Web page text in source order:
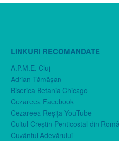
LINKURI RECOMANDATE
A.P.M.E. Cluj
Adrian Tămăşan
Biserica Betania Chicago
Cezareea Facebook
Cezareea Reşiţa YouTube
Cultul Creştin Penticostal din
Cuvântul Adevărului